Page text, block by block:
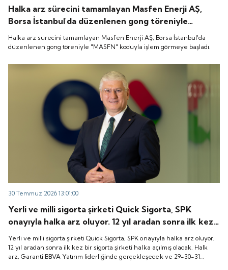
Halka arz sürecini tamamlayan Masfen Enerji AŞ,
Borsa İstanbul'da düzenlenen gong töreniyle
"MASFN" koduyla işlem görmeye başladı.
Halka arz sürecini tamamlayan Masfen Enerji AŞ, Borsa İstanbul'da
düzenlenen gong töreniyle "MASFN" koduyla işlem görmeye başladı.
30 Temmuz 2026 13:01:00
Yerli ve milli sigorta şirketi Quick Sigorta, SPK
onayıyla halka arz oluyor. 12 yıl aradan sonra ilk kez
bir sigorta şirketi halka açılmış olacak. Halk arz,
Garanti BBVA Yatırım liderliğinde gerçekleşecek ve
29-30-31 Temmuz 2026 tarihlerinde talep
Yerli ve milli sigorta şirketi Quick Sigorta, SPK onayıyla halka arz oluyor.
12 yıl aradan sonra ilk kez bir sigorta şirketi halka açılmış olacak. Halk
arz, Garanti BBVA Yatırım liderliğinde gerçekleşecek ve 29-30-31